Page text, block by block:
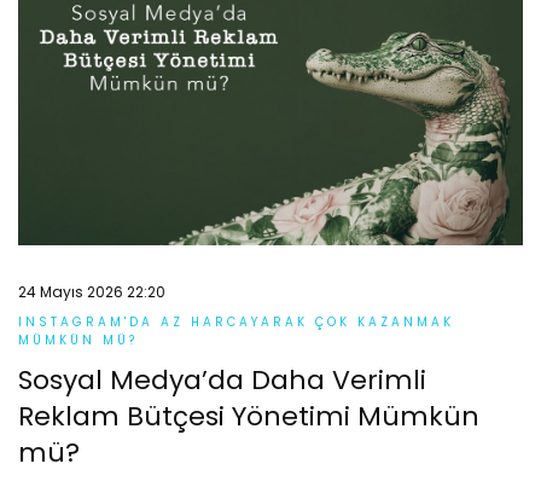
24 Mayıs 2026 22:20
INSTAGRAM'DA AZ HARCAYARAK ÇOK KAZANMAK
MÜMKÜN MÜ?
Sosyal Medya’da Daha Verimli
Reklam Bütçesi Yönetimi Mümkün
mü?